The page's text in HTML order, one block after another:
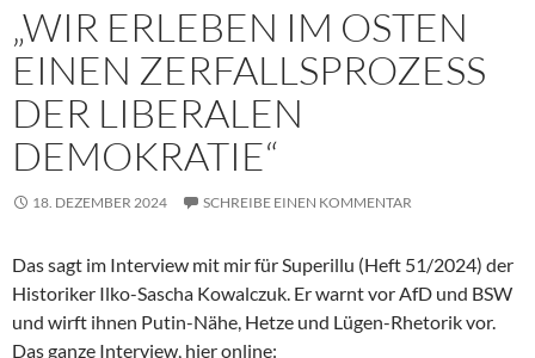
„WIR ERLEBEN IM OSTEN
EINEN ZERFALLSPROZESS
DER LIBERALEN
DEMOKRATIE“
18. DEZEMBER 2024 SCHREIBE EINEN KOMMENTAR
Das sagt im Interview mit mir für Superillu (Heft 51/2024) der
Historiker Ilko-Sascha Kowalczuk. Er warnt vor AfD und BSW
und wirft ihnen Putin-Nähe, Hetze und Lügen-Rhetorik vor.
Das ganze Interview, hier online: